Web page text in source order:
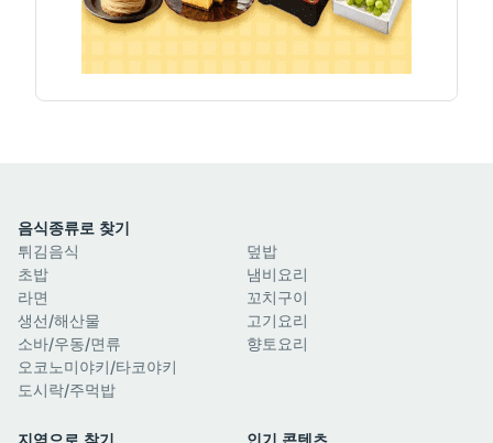
음식종류로 찾기
튀김음식
초밥
라면
생선/해산물
소바/우동/면류
오코노미야키/타코야키
도시락/주먹밥
덮밥
냄비요리
꼬치구이
고기요리
향토요리
지역으로 찾기 인기 콘텐츠